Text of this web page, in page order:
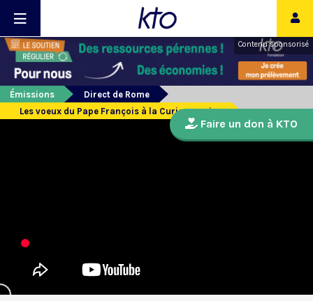
Contenu sponsorisé
Émissions
Direct de Rome
Les voeux du Pape François à la Curie romaine
Faire un don à KTO